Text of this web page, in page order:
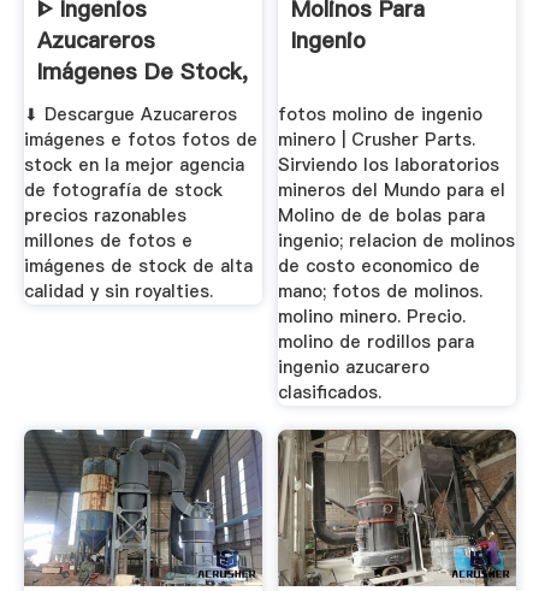
ᐈ Ingenios
Azucareros
Imágenes De Stock,
Fotos Ingenios ...
⬇ Descargue Azucareros
imágenes e fotos fotos de
stock en la mejor agencia
de fotografía de stock
precios razonables
millones de fotos e
imágenes de stock de alta
calidad y sin royalties.
Molinos Para
Ingenio
fotos molino de ingenio
minero | Crusher Parts.
Sirviendo los laboratorios
mineros del Mundo para el
Molino de de bolas para
ingenio; relacion de molinos
de costo economico de
mano; fotos de molinos.
molino minero. Precio.
molino de rodillos para
ingenio azucarero
clasificados.